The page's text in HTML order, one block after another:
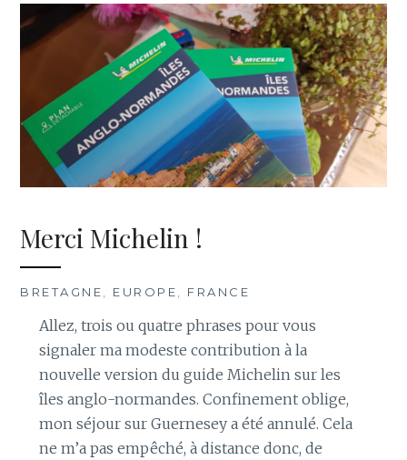
Merci Michelin !
BRETAGNE EUROPE FRANCE
Allez, trois ou quatre phrases pour vous
signaler ma modeste contribution à la
nouvelle version du guide Michelin sur les
îles anglo-normandes. Confinement oblige,
mon séjour sur Guernesey a été annulé. Cela
ne m’a pas empêché, à distance donc, de